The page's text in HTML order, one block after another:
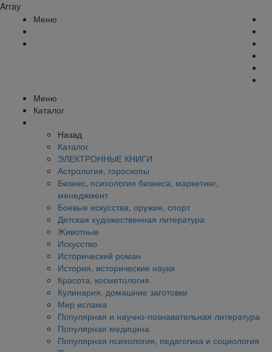
Array
Меню
Меню
Каталог
Назад
Каталог
ЭЛЕКТРОННЫЕ КНИГИ
Астрология, гороскопы
Бизнес, психология бизнеса, маркетинг,
менеджмент
Боевые искусства, оружие, спорт
Детская художественная литература
Животные
Искусство
Исторический роман
История, исторические науки
Красота, косметология
Кулинария, домашние заготовки
Мир ислама
Популярная и научно-познавательная литература
Популярная медицина
Популярная психология, педагогика и социология